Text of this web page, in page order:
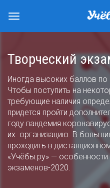
Творческий
Иногда высоких баллов
Чтобы поступить на
требующие наличия
придется пройти
году пандемия
их организацию. В
проходить в
«Учёбы.ру» — особенности
экзаменов-2020.